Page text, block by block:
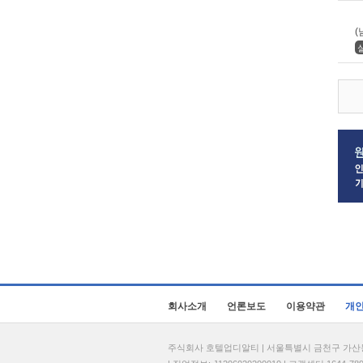
(
회사소개 언론보도 이용약관 개
주식회사 호텔업디알티 | 서울특별시 금천구 가